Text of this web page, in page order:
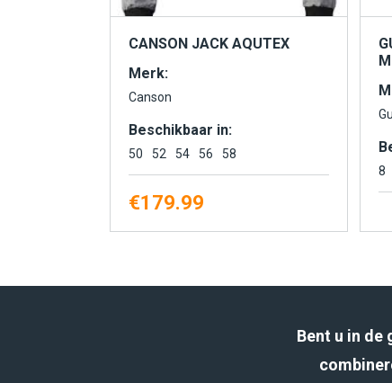
CANSON JACK AQUTEX
Merk:
Canson
Beschikbaar in:
50 52 54 56 58
€179.99
8
Bent u in de